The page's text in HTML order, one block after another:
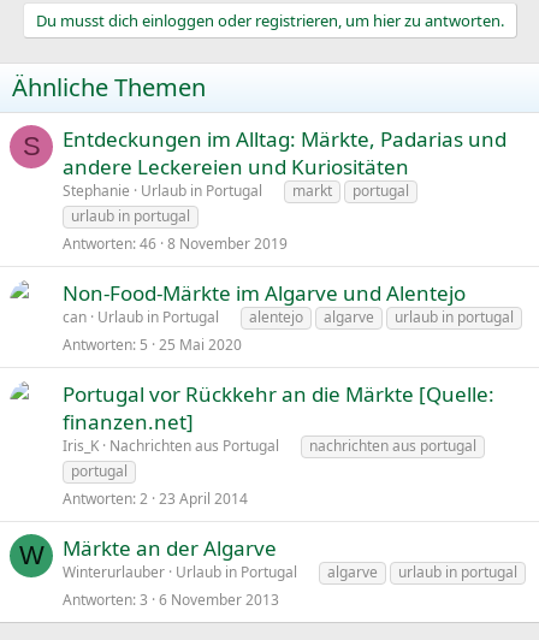
Du musst dich einloggen oder registrieren, um hier zu antworten.
Ähnliche Themen
S
Entdeckungen im Alltag: Märkte, Padarias und
andere Leckereien und Kuriositäten
Stephanie Urlaub in Portugal markt
portugal
urlaub in portugal
Antworten 46 8 November 2019
Non-Food-Märkte im Algarve und Alentejo
can Urlaub in Portugal alentejo algarve
urlaub in portugal
Antworten 5 25 Mai 2020
Portugal vor Rückkehr an die Märkte [Quelle:
finanzen.net]
Iris_K Nachrichten aus Portugal
nachrichten aus portugal
portugal
Antworten 2 23 April 2014
W Märkte an der Algarve
Winterurlauber Urlaub in Portugal algarve
urlaub in portugal
Antworten 3 6 November 2013